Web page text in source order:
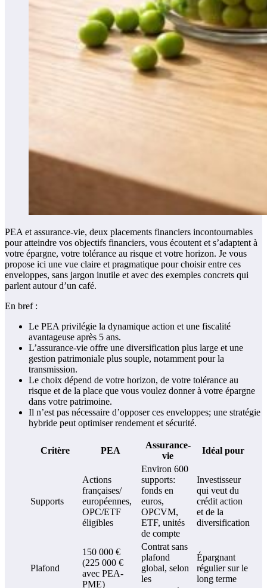
PEA et assurance-vie, deux placements financiers incontournables
pour atteindre vos objectifs financiers, vous écoutent et s’adaptent à
votre épargne, votre tolérance au risque et votre horizon. Je vous
propose ici une vue claire et pragmatique pour choisir entre ces
enveloppes, sans jargon inutile et avec des exemples concrets qui
parlent autour d’un café.
En bref :
Le PEA privilégie la dynamique action et une fiscalité
avantageuse après 5 ans.
L’assurance-vie offre une diversification plus large et une
gestion patrimoniale plus souple, notamment pour la
transmission.
Le choix dépend de votre horizon, de votre tolérance au
risque et de la place que vous voulez donner à votre épargne
dans votre patrimoine.
Il n’est pas nécessaire d’opposer ces enveloppes; une stratégie
hybride peut optimiser rendement et sécurité.
Critère PEA
Assurance-
vie
Idéal pour
Supports
Actions
françaises/
européennes,
OPC/ETF
éligibles
Environ 600
supports:
fonds en
euros,
OPCVM,
ETF, unités
de compte
Investisseur
qui veut du
crédit action
et de la
diversification
Plafond
150 000 €
(225 000 €
avec PEA-
PME)
Contrat sans
plafond
global, selon
les
Épargnant
régulier sur le
long terme